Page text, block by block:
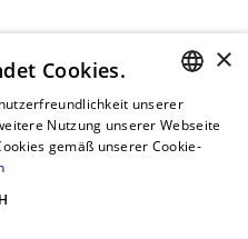
GERMAN
RUSSIAN
×
Cookies.
unserer
Nutzung unserer Webseite
gemäß unserer Cookie-